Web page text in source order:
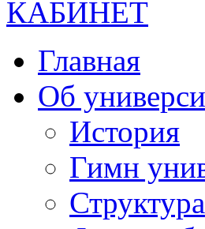
КАБИНЕТ
Главная
Об
История
Гимн
Структура